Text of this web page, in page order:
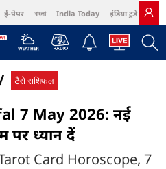
ई-पेपर বাংলা India Today इंडिया टुडे हिंदी
Harper's Bazaar Northeast
टैरो राशिफल
7 May 2026: नई
ध्यान दें
Card Horoscope, 7